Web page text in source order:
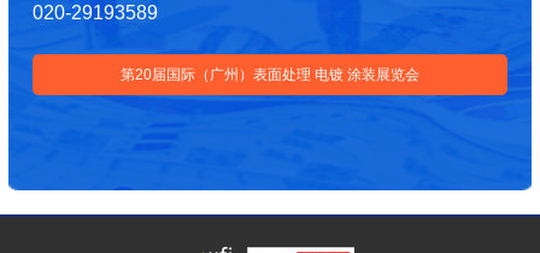
020-29193589
第20届国际（广州）表面处理 电镀 涂装展览会